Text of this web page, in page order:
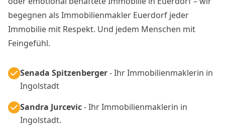
begegnen als Immobilienmakler Euerdorf jeder
Immobilie mit Respekt. Und jedem Menschen mit
Feingefühl.
Senada Spitzenberger- Ihr Immobilienmaklerin in
Ingolstadt
Sandra Jurcevic- Ihr Immobilienmaklerin in
Ingolstadt.